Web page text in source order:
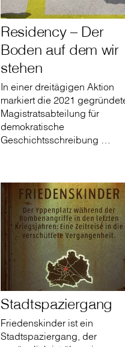
Residency – Der
Boden auf dem wir
stehen
In einer dreitägigen Aktion
markiert die 2021
Magistratsabteilung für
demokratische
Geschichtsschreibung …
Stadtspaziergang
Friedenskinder ist ein
Stadtspaziergang, der